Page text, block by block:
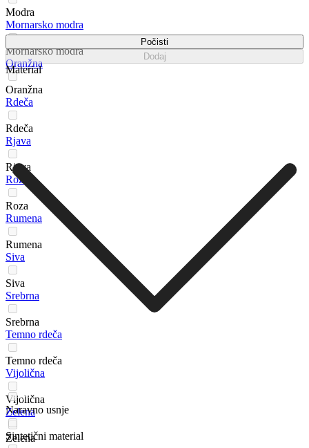
Modra
Mornarsko modra
Mornarsko modra
Oranžna
Oranžna
Rdeča
Rdeča
Rjava
Rjava
Roza
Roza
Rumena
Rumena
Siva
Siva
Srebrna
Srebrna
Temno rdeča
Temno rdeča
Vijolična
Vijolična
Zelena
Zelena
Počisti
Dodaj
Material
Naravno usnje
Sintetični material